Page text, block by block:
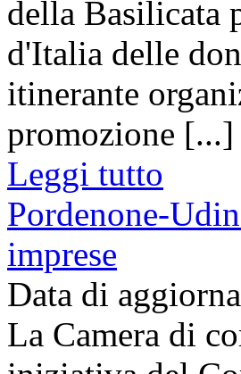
della Basilicata
d'Italia delle
itinerante
promozione [...]
Leggi tutto
Pordenone-
imprese
Data di
La Camera di